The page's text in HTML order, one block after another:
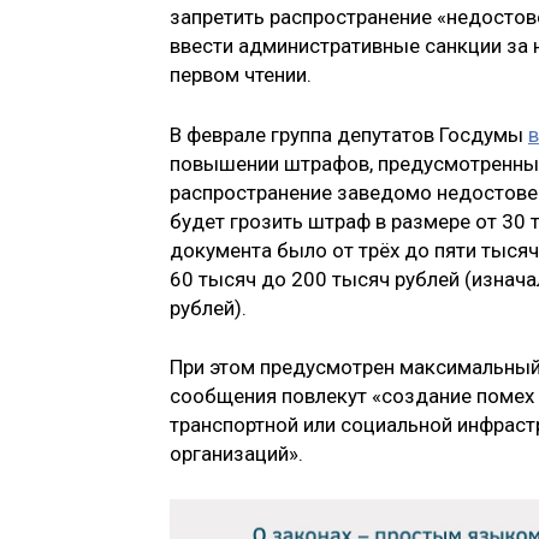
запретить распространение
ввести административные санкции за
первом чтении.
В феврале группа депутатов Госдумы
повышении штрафов,
распространение заведомо
будет грозить штраф в размере от 30
документа было от трёх до пяти
60 тысяч до 200 тысяч рублей
рублей).
При этом предусмотрен
сообщения повлекут «создание
транспортной или социальной
организаций».